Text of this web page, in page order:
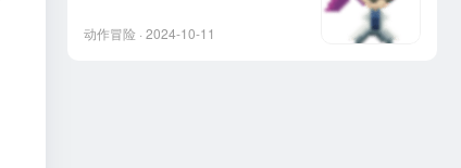
动作冒险 · 2024-10-11